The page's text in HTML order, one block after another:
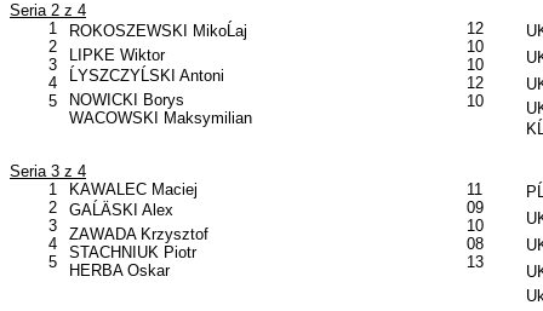
Seria 2 z 4
1
2
3
4
5
ROKOSZEWSKI MikoĹaj
LIPKE Wiktor
ĹYSZCZYĹSKI Antoni
NOWICKI Borys
WACOWSKI Maksymilian
12
10
10
12
10
Seria 3 z 4
1
2
3
4
5
KAWALEC Maciej
GAĹÄSKI Alex
ZAWADA Krzysztof
STACHNIUK Piotr
HERBA Oskar
11
09
10
08
13